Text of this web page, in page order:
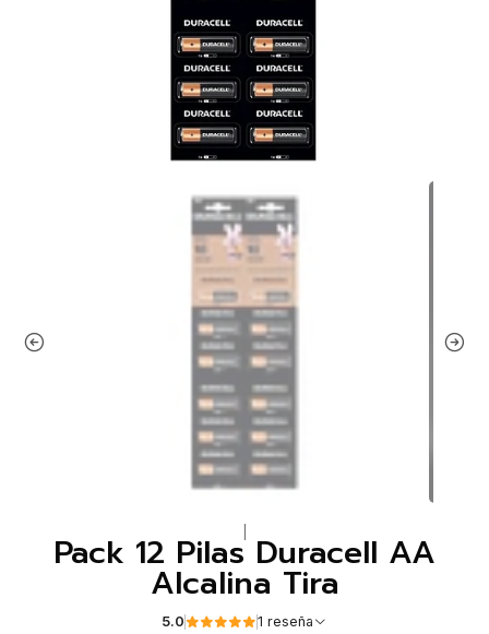
Pack 12 Pilas Duracell AA
Alcalina Tira
5.0 1 reseña